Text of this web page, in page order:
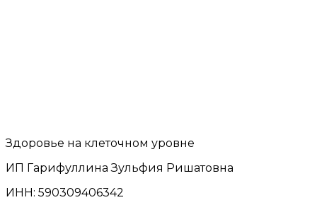
Здоровье на клеточном уровне
ИП Гарифуллина Зульфия Ришатовна
ИНН: 590309406342